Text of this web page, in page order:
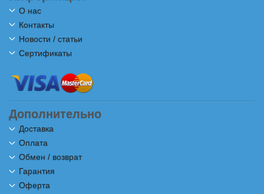
О нас
Контакты
Новости / статьи
Сертификаты
Дополнительно
Доставка
Оплата
Обмен / возврат
Гарантия
Оферта